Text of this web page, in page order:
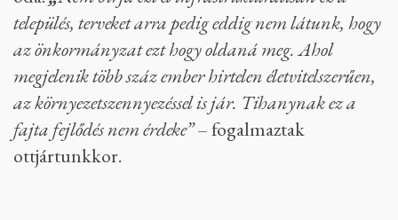
A
tihanyiakat egyébként nem is feltétlenül
a nyaralóvá áthekkelt mezőgazdasági
épületek zavarják leginkább, hanem a
nagyobb beruházások, amik szerintük
turisztikailag és infrastrukturálisan is
problémákat jelenthetnek majd a településnek.